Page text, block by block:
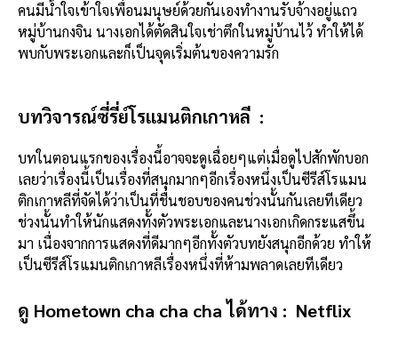
คนมีน้ำใจเข้าใจเพื่อนมนุษย์ด้วยกันเองทำงานรับจ้างอยู่แถว
หมู่บ้านกงจิน นางเอกได้ตัดสินใจเช่าตึกในหมู่บ้านไว้ ทำให้ได้
พบกับพระเอกและก็เป็นจุดเริ่มต้นของความรัก
บทวิจารณ์ซี่รี่ย์โรแมนติกเกาหลี :
บทในตอนแรกของเรื่องนี้อาจจะดูเฉื่อยๆแต่เมื่อดูไปสักพักบอก
เลยว่าเรื่องนี้เป็นเรื่องที่สนุกมากๆอีกเรื่องหนึ่งเป็นซีรีส์โรแมน
ติกเกาหลีที่จัดได้ว่าเป็นที่ชื่นชอบของคนช่วงนั้นกันเลยทีเดียว
ช่วงนั้นทำให้นักแสดงทั้งตัวพระเอกและนางเอกเกิดกระแสขึ้น
มา เนื่องจากการแสดงที่ดีมากๆอีกทั้งตัวบทยังสนุกอีกด้วย ทำให้
เป็นซีรีส์โรแมนติกเกาหลีเรื่องหนึ่งที่ห้ามพลาดเลยทีเดียว
ดู Hometown cha cha cha ได้ทาง : Netflix